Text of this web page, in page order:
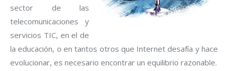
sector de las
telecomunicaciones y
servicios TIC, en el de
la educación, o en tantos otros que Internet desafía y hace
evolucionar, es necesario encontrar un equilibrio razonable.